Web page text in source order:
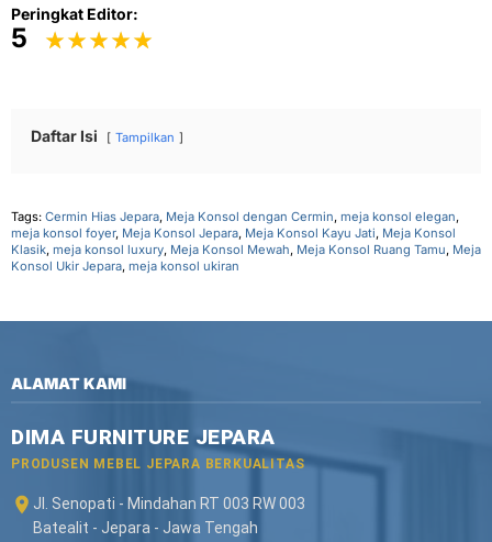
Peringkat Editor:
5
Daftar Isi Tampilkan
Tags: Cermin Hias Jepara, Meja Konsol dengan Cermin, meja konsol elegan,
meja konsol foyer, Meja Konsol Jepara, Meja Konsol Kayu Jati, Meja Konsol
Klasik, meja konsol luxury, Meja Konsol Mewah, Meja Konsol Ruang Tamu, Meja
Konsol Ukir Jepara, meja konsol ukiran
ALAMAT KAMI
DIMA FURNITURE JEPARA
PRODUSEN MEBEL JEPARA BERKUALITAS
Jl. Senopati - Mindahan RT 003 RW 003
Batealit - Jepara - Jawa Tengah